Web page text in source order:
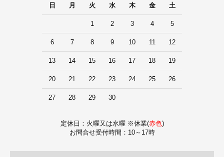
日
月 火 水 木 金 土
1 2 3 4 5
6 7 8 9 10 11 12
13 14 15 16 17 18 19
20 21 22 23 24 25 26
27 28 29 30
定休日：火曜又は水曜 ※休業(赤色)
お問合せ受付時間：10～17時